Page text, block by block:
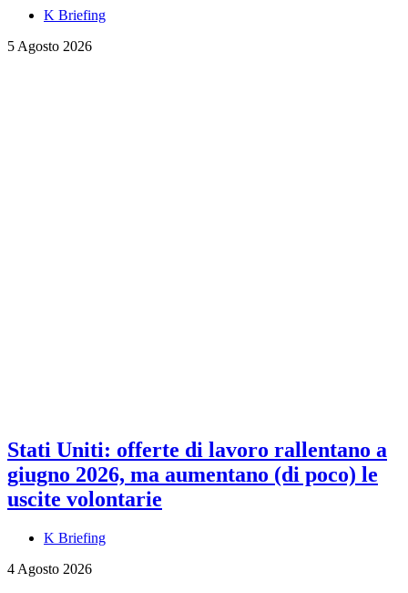
K Briefing
5 Agosto 2026
Stati Uniti: offerte di lavoro rallentano a
giugno 2026, ma aumentano (di poco) le
uscite volontarie
K Briefing
4 Agosto 2026